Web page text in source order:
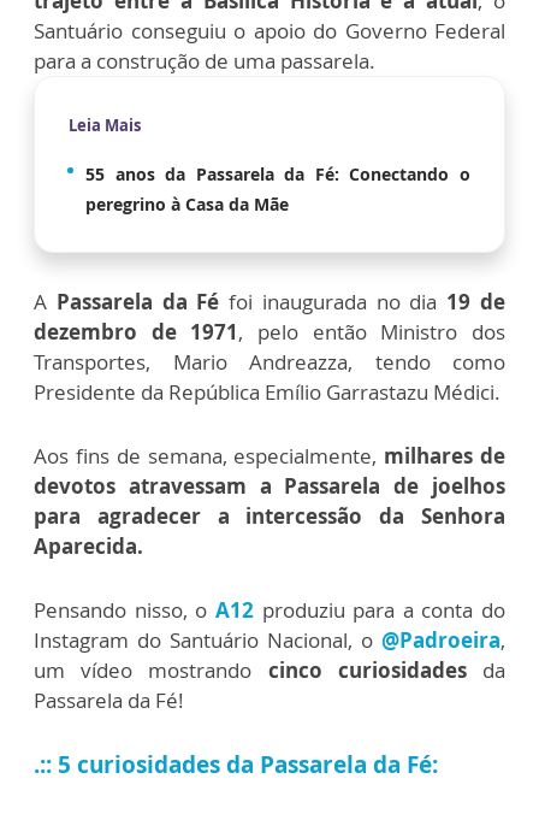
Santuário conseguiu o apoio do Governo Federal
para a construção de uma passarela.
Leia Mais
55 anos da Passarela da Fé: Conectando o
peregrino à Casa da Mãe
A Passarela da Féfoi inaugurada no dia 19 de
dezembro de 1971, pelo então Ministro dos
Transportes, Mario Andreazza, tendo como
Presidente da República Emílio Garrastazu Médici.
Aos fins de semana, especialmente, milhares de
devotos atravessam a Passarela de joelhos
para agradecer a intercessão da Senhora
Aparecida.
Pensando nisso, o A12produziu para a conta do
Instagram do Santuário Nacional, o @Padroeira,
um vídeo mostrando cinco curiosidadesda
Passarela da Fé!
.:: 5 curiosidades da Passarela da Fé: